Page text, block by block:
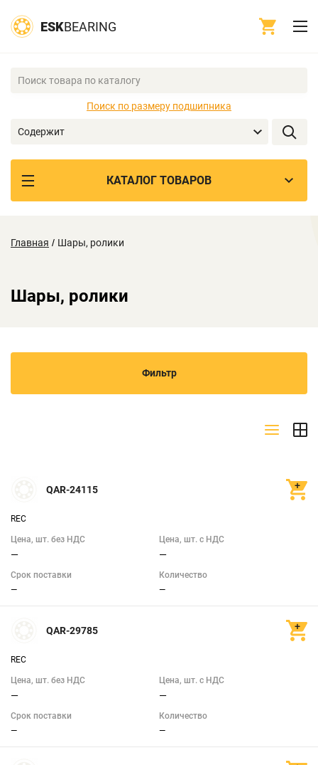
ESKBEARING
Поиск по размеру подшипника
Содержит
КАТАЛОГ ТОВАРОВ
Главная / Шары, ролики
Шары, ролики
Фильтр
CRB(5)
SRV(8)
ZEN
QAR-24115
REC
Цена, шт. без НДС
—
Цена, шт. с НДС
—
Срок поставки
—
Количество
—
QAR-29785
REC
Цена, шт. без НДС
—
Цена, шт. с НДС
—
Срок поставки
—
Количество
—